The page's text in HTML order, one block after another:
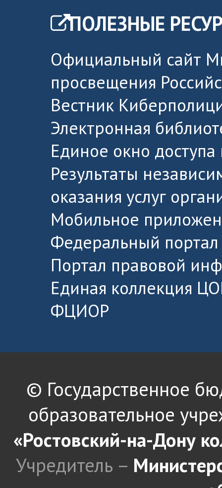
ПОЛЕЗНЫЕ
Официальный сайт
просвещения
Вестник
Электронная
Единое окно
Результаты
оказания услуг
Мобильное
Федеральный портал
Портал правовой
Единая коллекция
ФЦИОР
© Государственное
образовательное
«Ростовский-на-Дону
Учредитель –